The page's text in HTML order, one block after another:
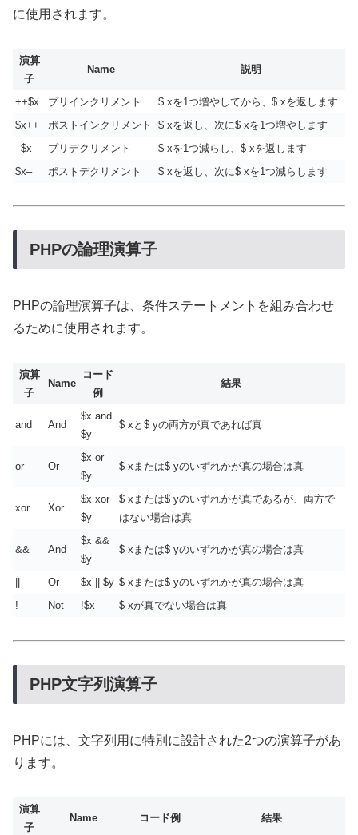
に使用されます。
演算
子
Name 説明
++$x プリインクリメント
$ xを1つ増やしてから、$ xを返します
$x++
ポストインクリメント
$ xを返し、次に$ xを1つ増やします
–$x
プリデクリメント
$ xを1つ減らし、$ xを返します
$x–
ポストデクリメント $ xを返し、次に$ xを1つ減らします
PHPの論理演算子
PHPの論理演算子は、条件ステートメントを組み合わせ
るために使用されます。
演算
子
Name
コード
例
結果
and And
$x and
$y
$ xと$ yの両方が真であれば真
or Or
$x or
$y
$ xまたは$ yのいずれかが真の場合は真
xor Xor
$x xor
$y
$ xまたは$ yのいずれかが真であるが、両方で
はない場合は真
&& And
$x &&
$y
$ xまたは$ yのいずれかが真の場合は真
Or $x || $y $ xまたは$ yのいずれかが真の場合は真
!
Not !$x $ xが真でない場合は真
PHP文字列演算子
PHPには、文字列用に特別に設計された2つの演算子があ
ります。
演算
子
Name コード例 結果